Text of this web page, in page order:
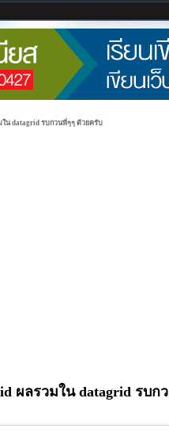
น datagrid รบกวนพี่ๆๆ ด้วยครับ
ผลรวมใน datagrid รบก